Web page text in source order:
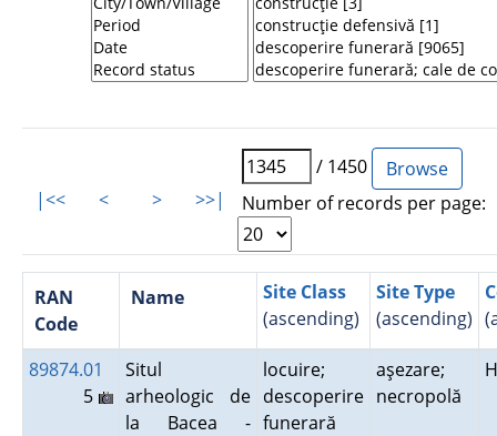
|<< < > >>|
/ 1450
Number of records per page:
RAN
Code
Name
Site Class
(ascending)
Site Type
(ascending)
89874.01
5
Situl
arheologic de
la Bacea -
locuire;
descoperire
funerară
aşezare;
necropolă